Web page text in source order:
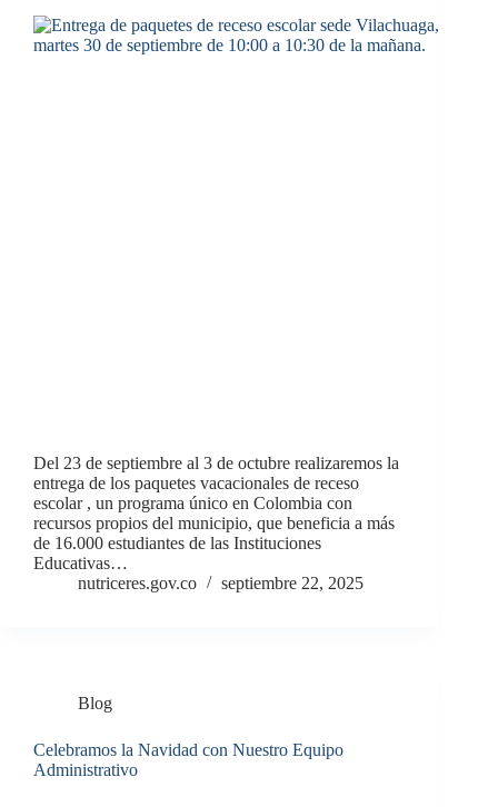
Del 23 de septiembre al 3 de octubre realizaremos la
entrega de los paquetes vacacionales de receso
escolar , un programa único en Colombia con
recursos propios del municipio, que beneficia a más
de 16.000 estudiantes de las Instituciones
Educativas…
nutriceres.gov.co
septiembre 22, 2025
Blog
Celebramos la Navidad con Nuestro Equipo
Administrativo